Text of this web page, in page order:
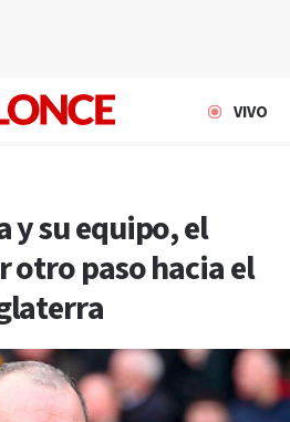
VIVO
y su equipo, el
otro paso hacia el